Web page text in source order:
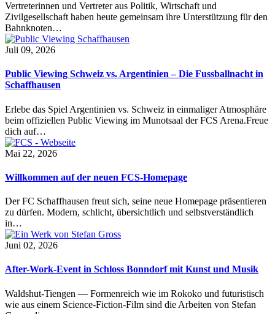
Vertreterinnen und Vertreter aus Politik, Wirtschaft und
Zivilgesellschaft haben heute gemeinsam ihre Unterstützung für den
Bahnknoten…
Juli 09, 2026
Public Viewing Schweiz vs. Argentinien – Die Fussballnacht in
Schaffhausen
Erlebe das Spiel Argentinien vs. Schweiz in einmaliger Atmosphäre
beim offiziellen Public Viewing im Munotsaal der FCS Arena.Freue
dich auf…
Mai 22, 2026
Willkommen auf der neuen FCS-Homepage
Der FC Schaffhausen freut sich, seine neue Homepage präsentieren
zu dürfen. Modern, schlicht, übersichtlich und selbstverständlich
in…
Juni 02, 2026
After-Work-Event in Schloss Bonndorf mit Kunst und Musik
Waldshut-Tiengen — Formenreich wie im Rokoko und futuristisch
wie aus einem Science-Fiction-Film sind die Arbeiten von Stefan